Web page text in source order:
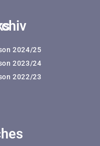
2024/25
2023/24
2022/23